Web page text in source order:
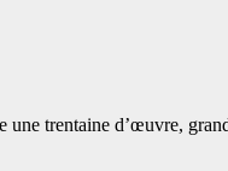
trentaine d’œuvre,